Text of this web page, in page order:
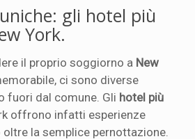
gli hotel più
York.
il proprio soggiorno a New
ci sono diverse
fuori dal comune. Gli hotel più
offrono infatti esperienze
oltre la semplice pernottazione.